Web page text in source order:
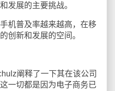
发展的主要挑战。
普及率越来越高，在移
创新和发展的空间。
阐释了一下其在该公司
一切都是因为电子商务已